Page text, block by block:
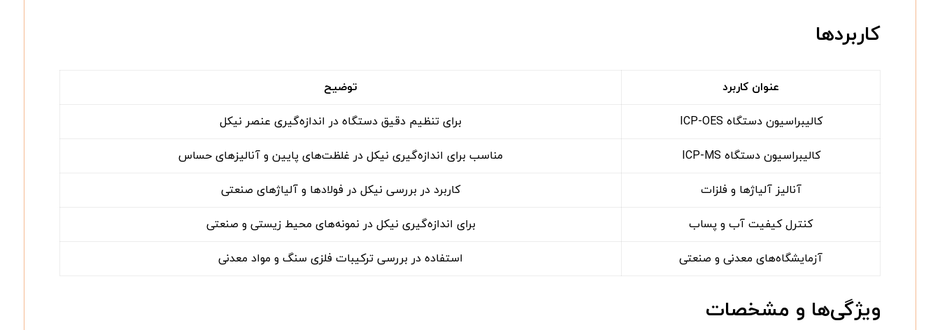
کاربردها
عنوان کاربرد توضیح
کالیبراسیون دستگاه ICP-OES برای تنظیم دقیق دستگاه در اندازه‌گیری عنصر نیکل
کالیبراسیون دستگاه ICP-MS مناسب برای اندازه‌گیری نیکل در غلظت‌های پایین و آنالیزهای حساس
آنالیز آلیاژها و فلزات کاربرد در بررسی نیکل در فولادها و آلیاژهای صنعتی
کنترل کیفیت آب و پساب برای اندازه‌گیری نیکل در نمونه‌های محیط زیستی و صنعتی
آزمایشگاه‌های معدنی و صنعتی استفاده در بررسی ترکیبات فلزی سنگ و مواد معدنی
ویژگی‌ها و مشخصات